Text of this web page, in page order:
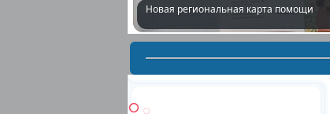
Новая региональная карта помощи